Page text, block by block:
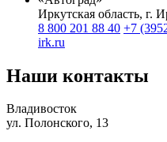
Иркутская область, г.
8 800 201 88 40 +7
irk.ru
Наши контакты
Владивосток
ул. Полонского, 13